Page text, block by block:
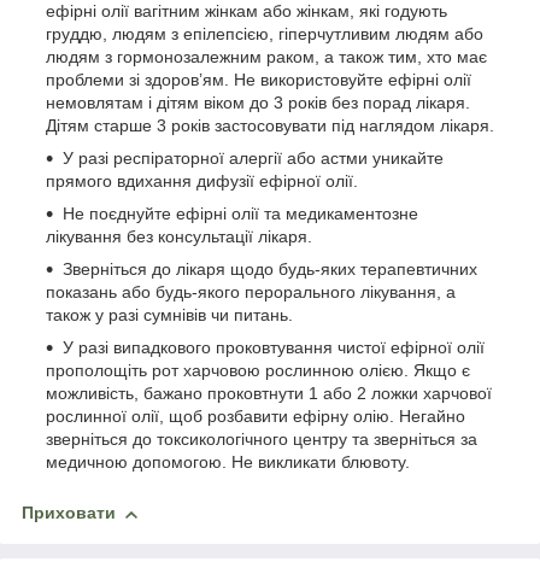
ефірні олії вагітним жінкам або жінкам, які годують
груддю, людям з епілепсією, гіперчутливим людям або
людям з гормонозалежним раком, а також тим, хто має
проблеми зі здоров’ям. Не використовуйте ефірні олії
немовлятам і дітям віком до 3 років без порад лікаря.
Дітям старше 3 років застосовувати під наглядом лікаря.
У разі респіраторної алергії або астми уникайте
прямого вдихання дифузії ефірної олії.
Не поєднуйте ефірні олії та медикаментозне
лікування без консультації лікаря.
Зверніться до лікаря щодо будь-яких терапевтичних
показань або будь-якого перорального лікування, а
також у разі сумнівів чи питань.
У разі випадкового проковтування чистої ефірної олії
прополощіть рот харчовою рослинною олією. Якщо є
можливість, бажано проковтнути 1 або 2 ложки харчової
рослинної олії, щоб розбавити ефірну олію. Негайно
зверніться до токсикологічного центру та зверніться за
медичною допомогою. Не викликати блювоту.
Приховати